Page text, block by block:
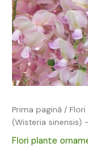
Prima pagină /
(Wisteria sinensis)
Flori plante